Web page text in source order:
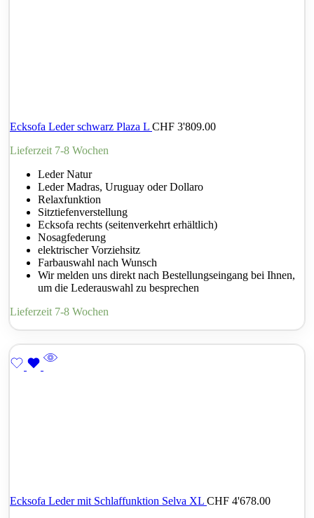
Ecksofa Leder schwarz Plaza L CHF 3'809.00
Lieferzeit 7-8 Wochen
Leder Natur
Leder Madras, Uruguay oder Dollaro
Relaxfunktion
Sitztiefenverstellung
Ecksofa rechts (seitenverkehrt erhältlich)
Nosagfederung
elektrischer Vorziehsitz
Farbauswahl nach Wunsch
Wir melden uns direkt nach Bestellungseingang bei Ihnen,
um die Lederauswahl zu besprechen
Lieferzeit 7-8 Wochen
Ecksofa Leder mit Schlaffunktion Selva XL CHF 4'678.00